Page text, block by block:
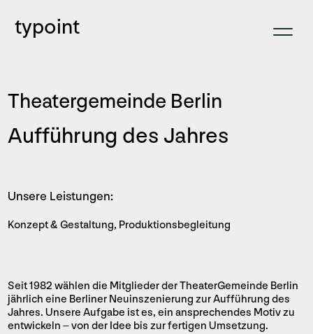
typoint
Theatergemeinde Berlin
Aufführung des Jahres
Unsere Leistungen:
Konzept & Gestaltung, Produktionsbegleitung
Seit 1982 wählen die Mitglieder der TheaterGemeinde Berlin
jährlich eine Berliner Neuinszenierung zur Aufführung des
Jahres. Unsere Aufgabe ist es, ein ansprechendes Motiv zu
entwickeln – von der Idee bis zur fertigen Umsetzung.